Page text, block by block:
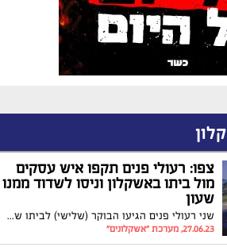
צפו: רעולי פנים תקפו איש עסקים
מול ביתו באשקלון וניסו לשדוד ממנו
שעון
שני רעולי פנים הגיעו הבוקר (שלישי) לביתו של תושב אשקלון בשכונת ברנע. הם ארבו לו כשניסה להיכנס למכוניתו וניסו לשדוד ממנו שעון יוקרתי
27.06.23, מערכת "אשקלונים"